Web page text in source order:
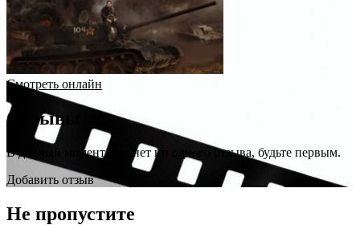
Смотреть онлайн
Отзывы
В данный момент еще нет ни одного отзыва, будьте первым.
Добавить отзыв
Не пропустите